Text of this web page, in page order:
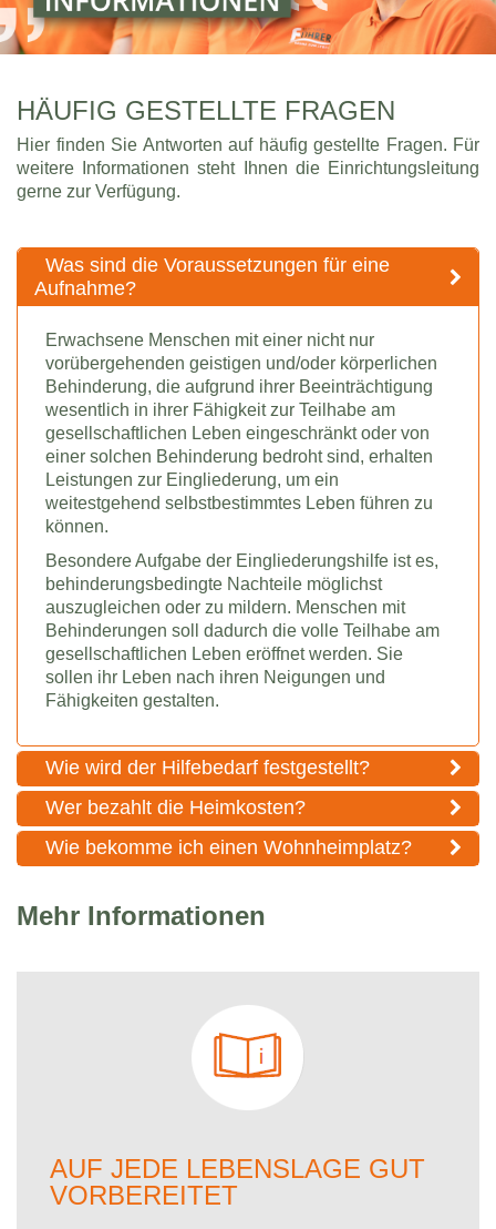
HÄUFIG GESTELLTE FRAGEN
Hier finden Sie Antworten auf häufig gestellte Fragen. Für
weitere Informationen steht Ihnen die Einrichtungsleitung
gerne zur Verfügung.
Was sind die Voraussetzungen für eine
Aufnahme?
Erwachsene Menschen mit einer nicht nur
vorübergehenden geistigen und/oder körperlichen
Behinderung, die aufgrund ihrer Beeinträchtigung
wesentlich in ihrer Fähigkeit zur Teilhabe am
gesellschaftlichen Leben eingeschränkt oder von
einer solchen Behinderung bedroht sind, erhalten
Leistungen zur Eingliederung, um ein
weitestgehend selbstbestimmtes Leben führen zu
können.
Besondere Aufgabe der Eingliederungshilfe ist es,
behinderungsbedingte Nachteile möglichst
auszugleichen oder zu mildern. Menschen mit
Behinderungen soll dadurch die volle Teilhabe am
gesellschaftlichen Leben eröffnet werden. Sie
sollen ihr Leben nach ihren Neigungen und
Fähigkeiten gestalten.
Wie wird der Hilfebedarf festgestellt?
Wer bezahlt die Heimkosten?
Wie bekomme ich einen Wohnheimplatz?
Mehr Informationen
AUF JEDE LEBENSLAGE GUT
VORBEREITET